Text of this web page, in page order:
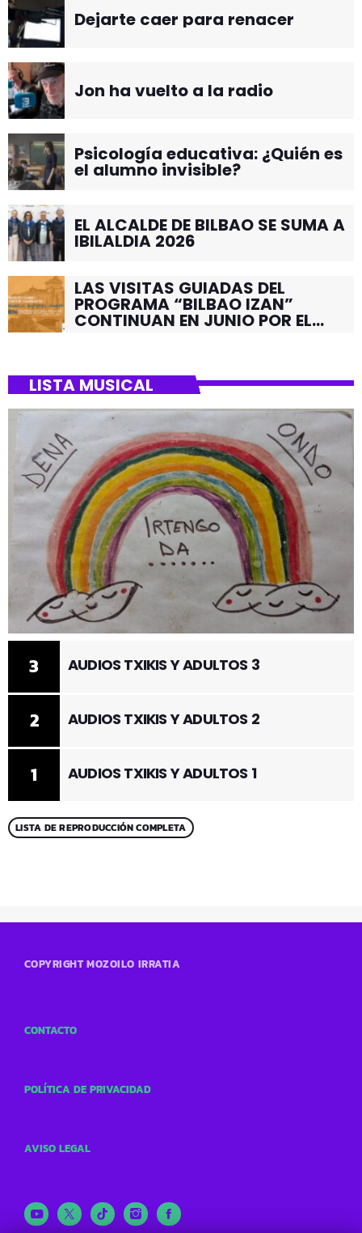
Dejarte caer para renacer
Jon ha vuelto a la radio
Psicología educativa: ¿Quién es
el alumno invisible?
EL ALCALDE DE BILBAO SE SUMA A
IBILALDIA 2026
LAS VISITAS GUIADAS DEL
PROGRAMA “BILBAO IZAN”
CONTINUAN EN JUNIO POR EL
LISTA MUSICAL
1 AUDIOS TXIKIS Y ADULTOS 1
2 AUDIOS TXIKIS Y ADULTOS 2
3 AUDIOS TXIKIS Y ADULTOS 3
LISTA DE REPRODUCCIÓN COMPLETA
COPYRIGHT MOZOILO IRRATIA
CONTACTO
POLÍTICA DE PRIVACIDAD
AVISO LEGAL